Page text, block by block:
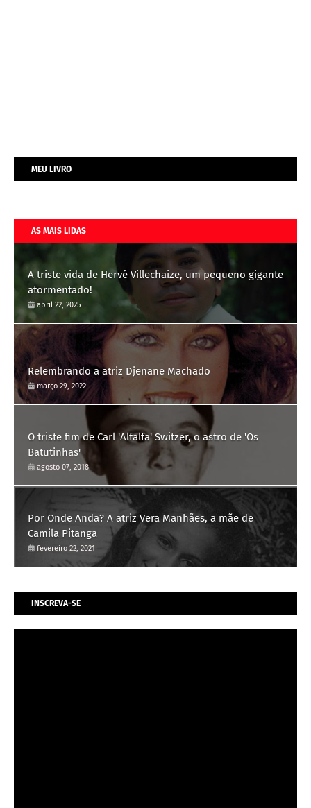
MEU LIVRO
AS MAIS LIDAS
A triste vida de Hervé Villechaize, um pequeno gigante
atormentado!
abril 22, 2025
Relembrando a atriz Djenane Machado
março 29, 2022
O triste fim de Carl 'Alfalfa' Switzer, o astro de 'Os
Batutinhas'
agosto 07, 2018
Por Onde Anda? A atriz Vera Manhães, a mãe de
Camila Pitanga
fevereiro 22, 2021
INSCREVA-SE